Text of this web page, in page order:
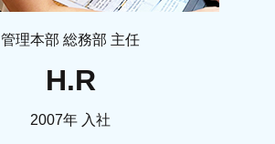
管理本部 総務部 主任
H.R
2007年 入社